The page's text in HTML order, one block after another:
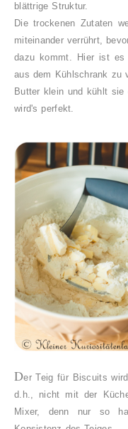
blättrige Struktur.
Die trockenen Zutaten
miteinander verrührt,
dazu kommt. Hier ist
aus dem Kühlschrank zu
Butter klein und kühlt sie
wird's perfekt.
Der Teig für Biscuits
d.h., nicht mit der
Mixer, denn nur so